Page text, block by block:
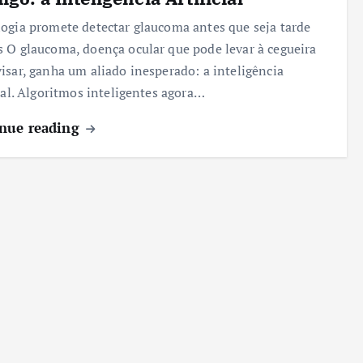
promete detectar glaucoma antes que seja tarde
O glaucoma, doença ocular que pode levar à cegueira
ganha um aliado inesperado: a inteligência
Algoritmos inteligentes agora…
reading